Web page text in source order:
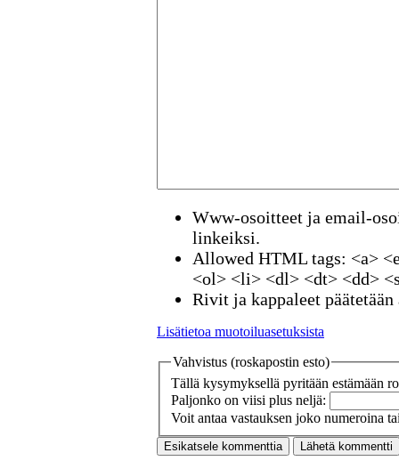
Www-osoitteet ja email-
linkeiksi.
Allowed HTML tags: <a>
<ol> <li> <dl> <dt> <dd>
Rivit ja kappaleet
Lisätietoa muotoiluasetuksista
Vahvistus (roskapostin esto)
Tällä kysymyksellä pyritään estämään
Paljonko on viisi plus neljä:
Voit antaa vastauksen joko numeroina